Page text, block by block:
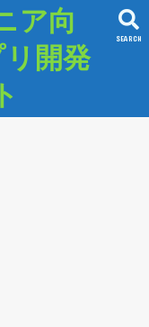
ア向
開発
SEARCH